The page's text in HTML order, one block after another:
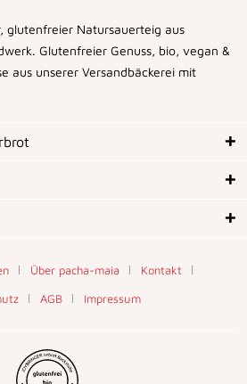
glutenfreier Natursauerteig aus
Glutenfreier Genuss, bio, vegan &
aus unserer Versandbäckerei mit
Über pacha-maia
Kontakt
AGB Impressum